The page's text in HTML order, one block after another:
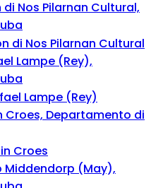
di Nos Pilarnan Cultural
Lampe (Rey)
Croes